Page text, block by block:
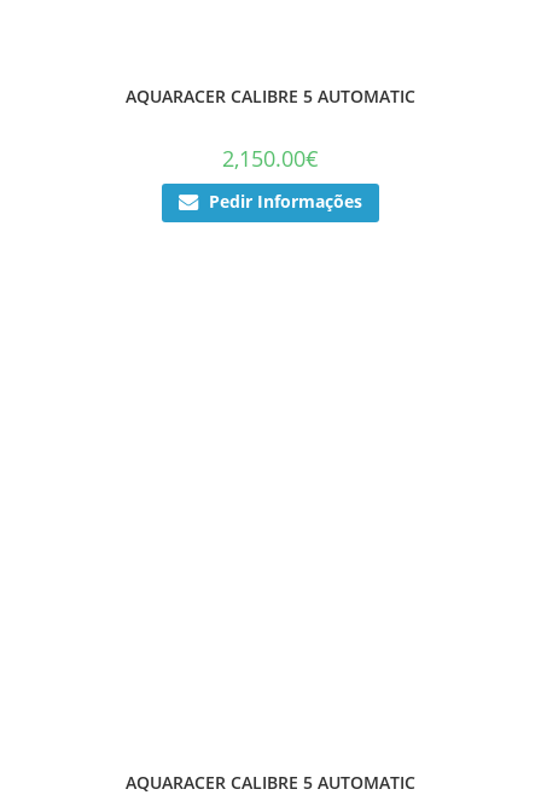
AQUARACER CALIBRE 5 AUTOMATIC
2,150.00€
Pedir Informações
AQUARACER CALIBRE 5 AUTOMATIC